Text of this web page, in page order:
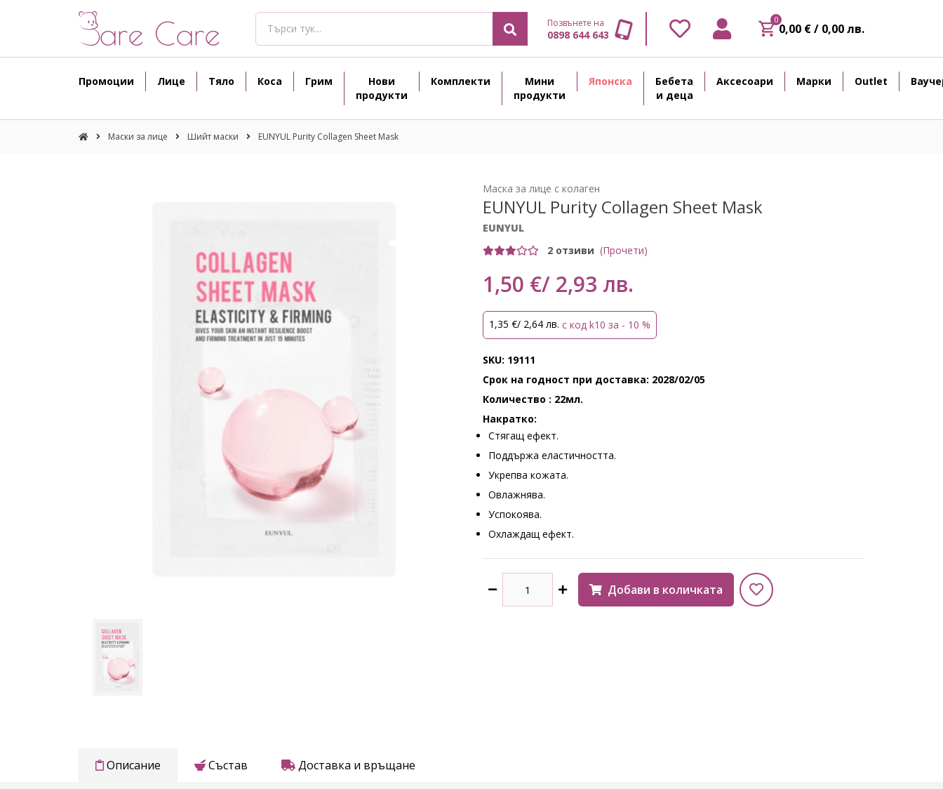
Позвънете на
0898 644 643
0
0,00 € / 0,00 лв.
Промоции Лице Тяло Коса Грим
Нови
продукти
Комплекти
Мини
продукти
Японска
Бебета
и деца
Аксесоари Марки Outlet
Маски за лице Шийт маски EUNYUL Purity Collagen Sheet Mask
Маска за лице с колаген
EUNYUL Purity Collagen Sheet Mask
EUNYUL
2 отзиви (Прочети)
1,50 €/ 2,93 лв.
1,35 €/ 2,64 лв. с код k10 за - 10 %
SKU: 19111
Срок на годност при доставка: 2028/02/05
Количество : 22мл.
Накратко:
Стягащ ефект.
Поддържа еластичността.
Укрепва кожата.
Овлажнява.
Успокоява.
Охлаждащ ефект.
Добави в количката
Описание Състав Доставка и връщане